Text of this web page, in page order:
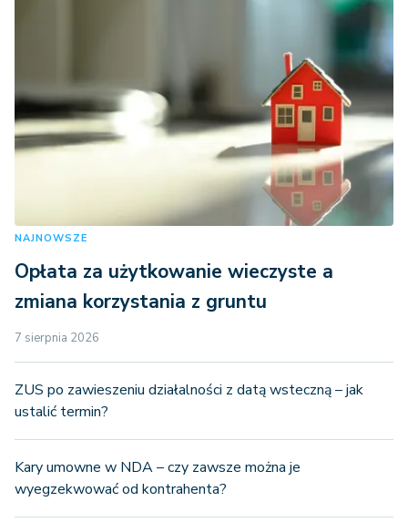
NAJNOWSZE
Opłata za użytkowanie wieczyste a
zmiana korzystania z gruntu
7 sierpnia 2026
ZUS po zawieszeniu działalności z datą wsteczną – jak
ustalić termin?
Kary umowne w NDA – czy zawsze można je
wyegzekwować od kontrahenta?